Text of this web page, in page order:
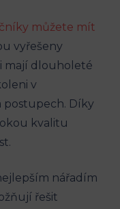
můžete mít
vyřešeny
mají dlouholeté
v
postupech. Díky
kvalitu
nářadím
řešit